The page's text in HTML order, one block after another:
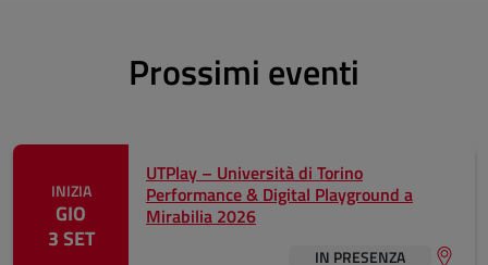
Prossimi eventi
INIZIA
GIO
3 SET
UTPlay – Università di Torino
Performance & Digital Playground a
Mirabilia 2026
IN PRESENZA